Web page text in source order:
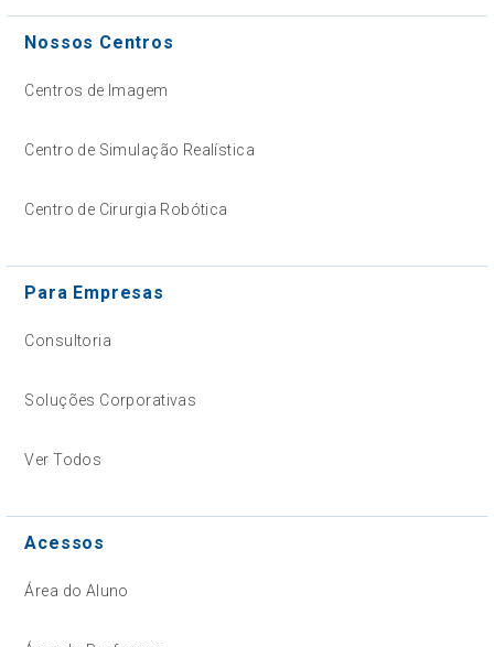
Nossos Centros
Centros de Imagem
Centro de Simulação Realística
Centro de Cirurgia Robótica
Para Empresas
Consultoria
Soluções Corporativas
Ver Todos
Acessos
Área do Aluno